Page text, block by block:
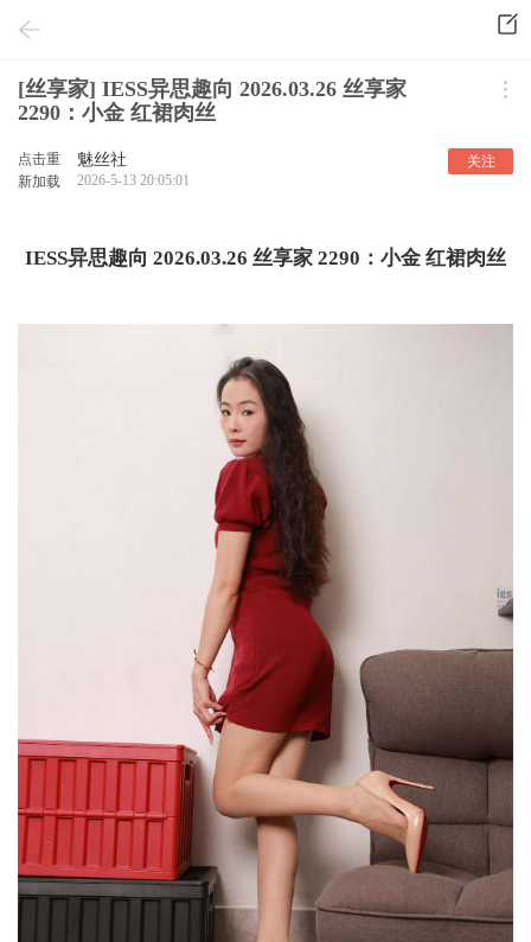
[丝享家] IESS异思趣向 2026.03.26 丝享家
2290：小金 红裙肉丝
点击重
新加载
魅丝社
2026-5-13 20:05:01
关注
IESS异思趣向 2026.03.26 丝享家 2290：小金 红裙肉丝